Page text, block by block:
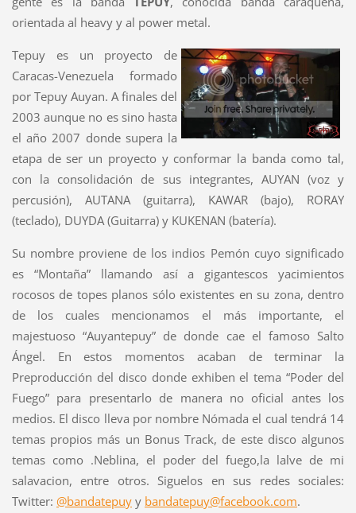
orientada al heavy y al power metal.
Tepuy es un proyecto de
Caracas-Venezuela formado
por Tepuy Auyan. A finales del
2003 aunque no es sino hasta
el año 2007 donde supera la
etapa de ser un proyecto y conformar la banda como tal,
con la consolidación de sus integrantes, AUYAN (voz y
percusión), AUTANA (guitarra), KAWAR (bajo), RORAY
(teclado), DUYDA (Guitarra) y KUKENAN (batería).
Su nombre proviene de los indios Pemón cuyo significado
es “Montaña” llamando así a gigantescos yacimientos
rocosos de topes planos sólo existentes en su zona, dentro
de los cuales mencionamos el más importante, el
majestuoso “Auyantepuy” de donde cae el famoso Salto
Ángel. En estos momentos acaban de terminar la
Preproducción del disco donde exhiben el tema “Poder del
Fuego” para presentarlo de manera no oficial antes los
medios. El disco lleva por nombre Nómada el cual tendrá 14
temas propios más un Bonus Track, de este disco algunos
temas como .Neblina, el poder del fuego,la lalve de mi
salavacion, entre otros. Siguelos en sus redes sociales:
Twitter: @bandatepuyy bandatepuy@facebook.com.